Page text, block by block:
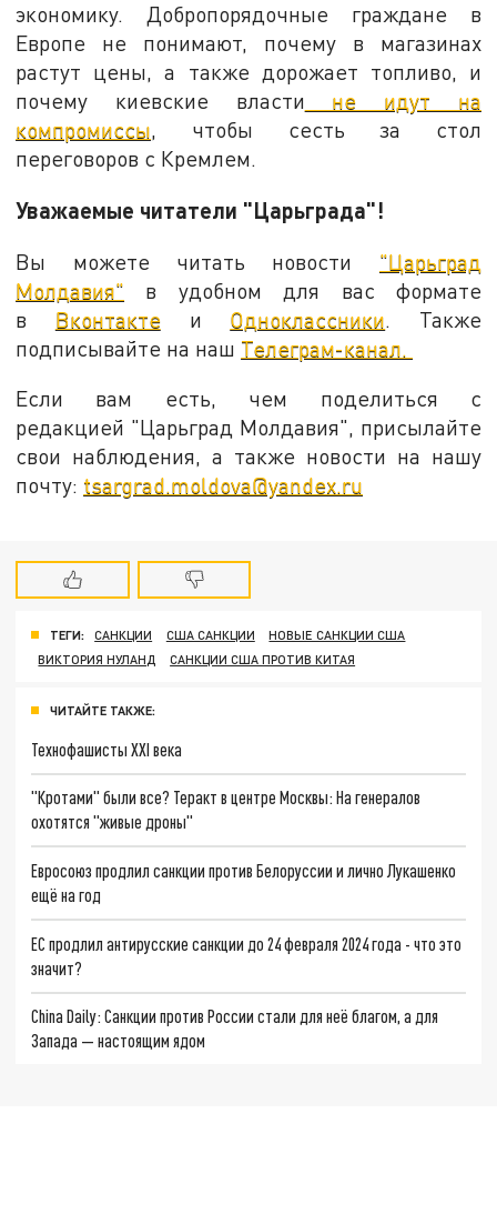
экономику. Добропорядочные граждане в
Европе не понимают, почему в магазинах
растут цены, а также дорожает топливо, и
почему киевские власти не идут на
компромиссы, чтобы сесть за стол
переговоров с Кремлем.
Уважаемые читатели "Царьграда"!
Вы можете читать новости "Царьград
Молдавия" в удобном для вас формате
в Вконтактеи Одноклассники. Также
подписывайте на наш Телеграм-канал.
Если вам есть, чем поделиться с
редакцией "Царьград Молдавия", присылайте
свои наблюдения, а также новости на нашу
почту: tsargrad.moldova@yandex.ru
ТЕГИ: САНКЦИИ США САНКЦИИ
НОВЫЕ САНКЦИИ США
ВИКТОРИЯ НУЛАНД
САНКЦИИ США ПРОТИВ КИТАЯ
ЧИТАЙТЕ ТАКЖЕ:
Технофашисты XXI века
"Кротами" были все? Теракт в центре Москвы: На генералов
охотятся "живые дроны"
Евросоюз продлил санкции против Белоруссии и лично Лукашенко
ещё на год
ЕС продлил антирусские санкции до 24 февраля 2024 года - что это
значит?
China Daily: Санкции против России стали для неё благом, а для
Запада — настоящим ядом